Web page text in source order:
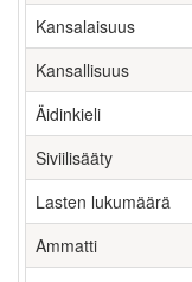
Kansalaisuus
Kansallisuus
Äidinkieli
Siviilisääty
Lasten lukumäärä
Ammatti